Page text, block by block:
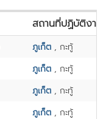
สถานที่ปฏิบัติงาน
ภูเก็ต , กะทู้
ภูเก็ต , กะทู้
ภูเก็ต , กะทู้
ภูเก็ต , กะทู้